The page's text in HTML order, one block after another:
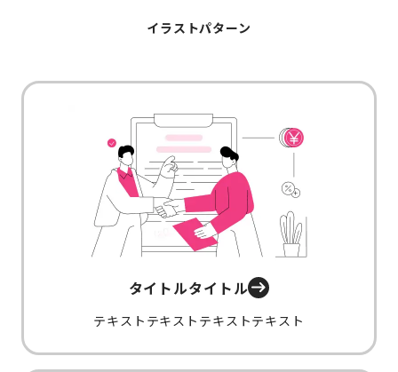
イラストパターン
タイトルタイトル
テキストテキストテキストテキスト